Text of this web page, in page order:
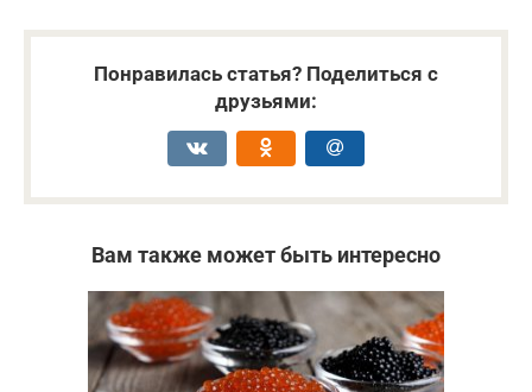
Понравилась статья? Поделиться с
друзьями:
Вам также может быть интересно